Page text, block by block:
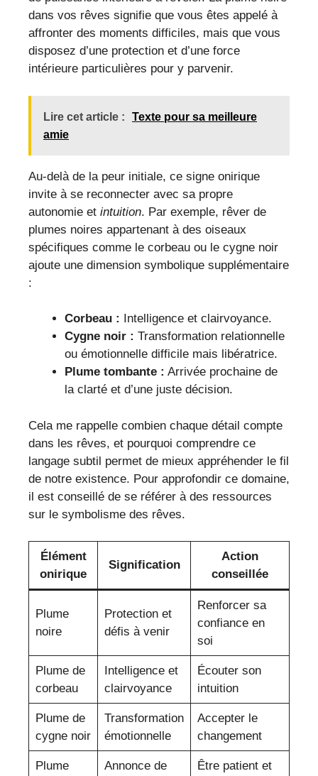
dans vos rêves signifie que vous êtes appelé à
affronter des moments difficiles, mais que vous
disposez d’une protection et d’une force
intérieure particulières pour y parvenir.
Lire cet article :
Texte pour sa meilleure
amie
Au-delà de la peur initiale, ce signe onirique
invite à se reconnecter avec sa propre
autonomie et intuition. Par exemple, rêver de
plumes noires appartenant à des oiseaux
spécifiques comme le corbeau ou le cygne noir
ajoute une dimension symbolique supplémentaire
:
Corbeau :
Intelligence et clairvoyance.
Cygne noir : Transformation relationnelle
ou émotionnelle difficile mais libératrice.
Plume tombante : Arrivée prochaine de
la clarté et d’une juste décision.
Cela me rappelle combien chaque détail compte
dans les rêves, et pourquoi comprendre ce
langage subtil permet de mieux appréhender le fil
de notre existence. Pour approfondir ce domaine,
il est conseillé de se référer à des ressources
sur le symbolisme des rêves.
Élément
onirique
Signification
Action
conseillée
Plume
noire
Protection et
défis à venir
Renforcer sa
confiance en
soi
Plume de
corbeau
Intelligence et
clairvoyance
Écouter son
intuition
Plume de
cygne noir
Transformation
émotionnelle
Accepter le
changement
Plume
Annonce de
Être patient et